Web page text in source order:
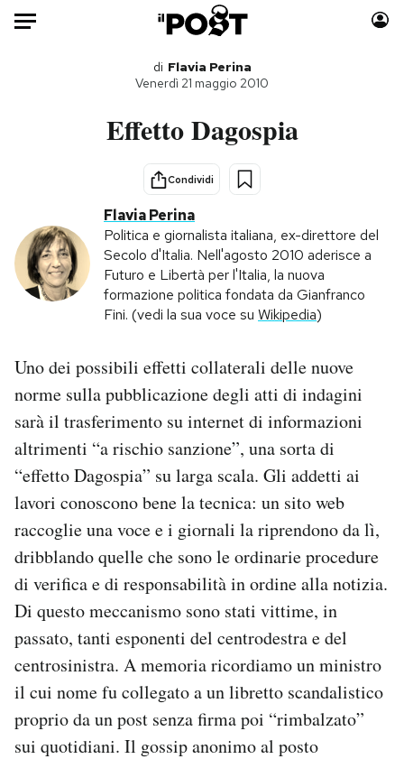
Auto
Tecnologia
Internet
Scienza
Sport
Moda
Libri
Storie/Idee
Ok Boomer!
Media
Europa
Mondiali calcio 2026
PODCAST
NEWSLETTER
I MIEI PREFERITI
SHOP
AREA PERSONALE
di Flavia Perina
Venerdì 21 maggio 2010
Effetto Dagospia
Condividi
Flavia Perina
Politica e giornalista italiana, ex-direttore del
Secolo d'Italia. Nell'agosto 2010 aderisce a
Futuro e Libertà per l'Italia, la nuova
formazione politica fondata da Gianfranco
Fini. (vedi la sua voce su Wikipedia)
Uno dei possibili effetti collaterali delle nuove
norme sulla pubblicazione degli atti di indagini
sarà il trasferimento su internet di informazioni
altrimenti “a rischio sanzione”, una sorta di
“effetto Dagospia” su larga scala. Gli addetti ai
lavori conoscono bene la tecnica: un sito web
raccoglie una voce e i giornali la riprendono da lì,
dribblando quelle che sono le ordinarie procedure
di verifica e di responsabilità in ordine alla notizia.
Di questo meccanismo sono stati vittime, in
passato, tanti esponenti del centrodestra e del
centrosinistra. A memoria ricordiamo un ministro
il cui nome fu collegato a un libretto scandalistico
proprio da un post senza firma poi “rimbalzato”
sui quotidiani. Il gossip anonimo al posto